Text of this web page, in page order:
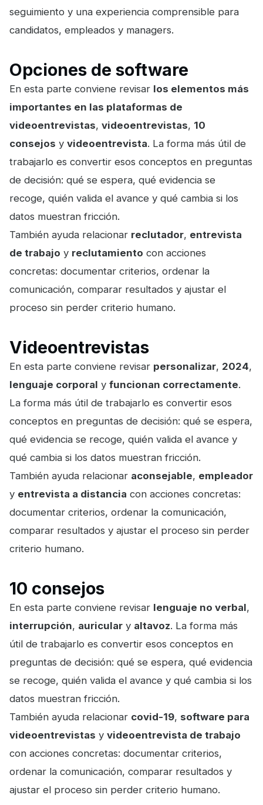
seguimiento y una experiencia comprensible para
candidatos, empleados y managers.
Opciones de software
En esta parte conviene revisar los elementos más
importantes en las plataformas de
videoentrevistas, videoentrevistas, 10
consejos y videoentrevista. La forma más útil de
trabajarlo es convertir esos conceptos en preguntas
de decisión: qué se espera, qué evidencia se
recoge, quién valida el avance y qué cambia si los
datos muestran fricción.
También ayuda relacionar reclutador, entrevista
de trabajo y reclutamiento con acciones
concretas: documentar criterios, ordenar la
comunicación, comparar resultados y ajustar el
proceso sin perder criterio humano.
Videoentrevistas
En esta parte conviene revisar personalizar, 2024,
lenguaje corporal y funcionan correctamente.
La forma más útil de trabajarlo es convertir esos
conceptos en preguntas de decisión: qué se espera,
qué evidencia se recoge, quién valida el avance y
qué cambia si los datos muestran fricción.
También ayuda relacionar aconsejable, empleador
y entrevista a distancia con acciones concretas:
documentar criterios, ordenar la comunicación,
comparar resultados y ajustar el proceso sin perder
criterio humano.
10 consejos
En esta parte conviene revisar lenguaje no verbal,
interrupción, auricular y altavoz. La forma más
útil de trabajarlo es convertir esos conceptos en
preguntas de decisión: qué se espera, qué evidencia
se recoge, quién valida el avance y qué cambia si los
datos muestran fricción.
También ayuda relacionar covid-19, software para
videoentrevistas y videoentrevista de trabajo
con acciones concretas: documentar criterios,
ordenar la comunicación, comparar resultados y
ajustar el proceso sin perder criterio humano.